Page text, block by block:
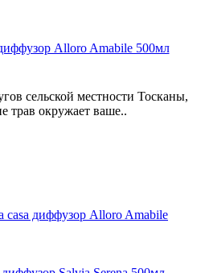
Alloro Amabile 500мл
сельской местности Тосканы,
трав окружает ваше..